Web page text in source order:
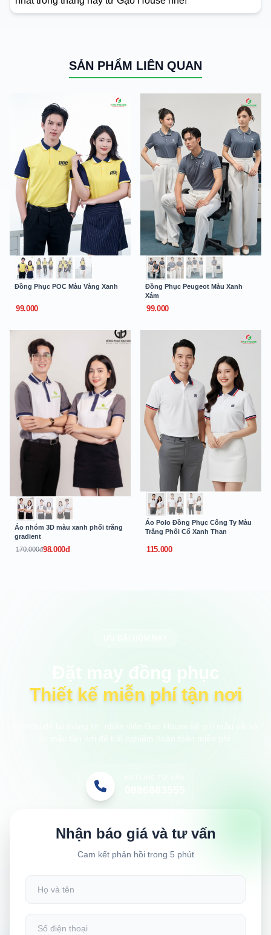
SẢN PHẨM LIÊN QUAN
Đồng Phục POC Màu Vàng Xanh
99.000
Đồng Phục Peugeot Màu Xanh
Xám
99.000
Áo nhóm 3D màu xanh phối trắng
gradient
170.000đ98.000đ
Áo Polo Đồng Phục Công Ty Màu
Trắng Phối Cổ Xanh Than
115.000
Thiết kế miễn phí tận nơi
Nhận báo giá và tư vấn
Cam kết phản hồi trong 5 phút